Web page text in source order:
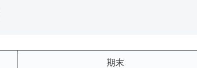
期末